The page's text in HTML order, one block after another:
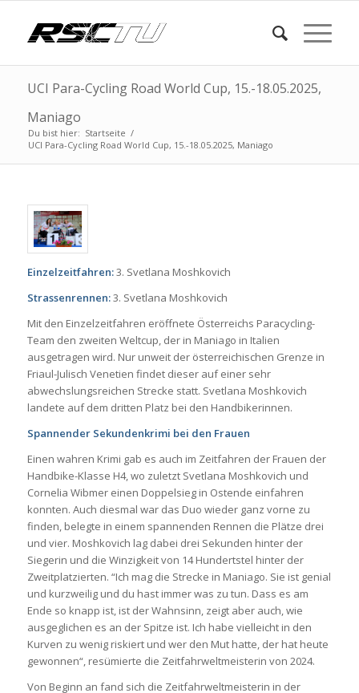
UCI Para-Cycling Road World Cup, 15.-18.05.2025,
Maniago
Du bist hier: Startseite /
UCI Para-Cycling Road World Cup, 15.-18.05.2025, Maniago
Einzelzeitfahren:3. Svetlana Moshkovich
Strassenrennen:3. Svetlana Moshkovich
Mit den Einzelzeitfahren eröffnete Österreichs Paracycling-
Team den zweiten Weltcup, der in Maniago in Italien
ausgetragen wird. Nur unweit der österreichischen Grenze in
Friaul-Julisch Venetien findet dieser auf einer sehr
abwechslungsreichen Strecke statt. Svetlana Moshkovich
landete auf dem dritten Platz bei den Handbikerinnen.
Spannender Sekundenkrimi bei den Frauen
Einen wahren Krimi gab es auch im Zeitfahren der Frauen der
Handbike-Klasse H4, wo zuletzt Svetlana Moshkovich und
Cornelia Wibmer einen Doppelsieg in Ostende einfahren
konnten. Auch diesmal war das Duo wieder ganz vorne zu
finden, belegte in einem spannenden Rennen die Plätze drei
und vier. Moshkovich lag dabei drei Sekunden hinter der
Siegerin und die Winzigkeit von 14 Hundertstel hinter der
Zweitplatzierten. “Ich mag die Strecke in Maniago. Sie ist genial
und kurzweilig und du hast immer was zu tun. Dass es am
Ende so knapp ist, ist der Wahnsinn, zeigt aber auch, wie
ausgeglichen es an der Spitze ist. Ich habe vielleicht in den
Kurven zu wenig riskiert und wer den Mut hatte, der hat heute
gewonnen“, resümierte die Zeitfahrweltmeisterin von 2024.
Von Beginn an fand sich die Zeitfahrweltmeisterin in der